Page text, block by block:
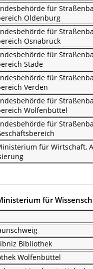
für
Oldenburg
für
Osnabrück
für
Stade
für
Verden
für
Wolfenbüttel
für
für Wirtschaft,
für
Bibliothek
Wolfenbüttel